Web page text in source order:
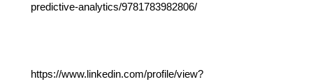
predictive-analytics/9781783982806/
https://www.linkedin.com/profile/view?